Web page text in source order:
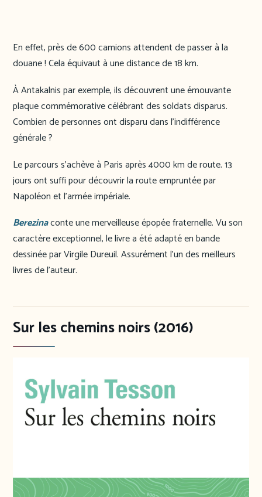
En effet, près de 600 camions attendent de passer à la
douane ! Cela équivaut à une distance de 18 km.
À Antakalnis par exemple, ils découvrent une émouvante
plaque commémorative célébrant des soldats disparus.
Combien de personnes ont disparu dans l’indifférence
générale ?
Le parcours s’achève à Paris après 4000 km de route. 13
jours ont suffi pour découvrir la route empruntée par
Napoléon et l’armée impériale.
Berezinaconte une merveilleuse épopée fraternelle. Vu son
caractère exceptionnel, le livre a été adapté en bande
dessinée par Virgile Dureuil. Assurément l’un des meilleurs
livres de l’auteur.
Sur les chemins noirs (2016)